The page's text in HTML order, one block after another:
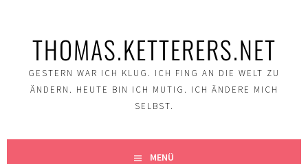
THOMAS.KETTERERS.NET
GESTERN WAR ICH KLUG. ICH FING AN DIE WELT ZU
ÄNDERN. HEUTE BIN ICH MUTIG. ICH ÄNDERE MICH
SELBST.
MENÜ